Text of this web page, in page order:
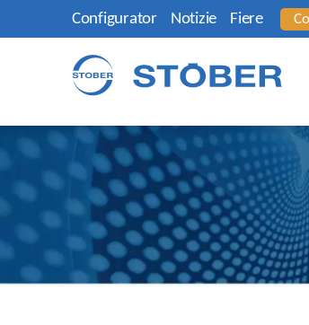
Configurator Notizie Fiere